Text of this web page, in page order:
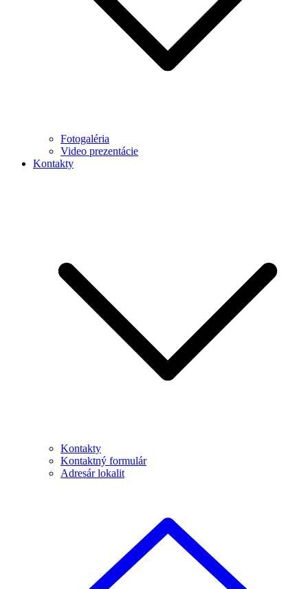
Fotogaléria
Video prezentácie
Kontakty
Kontakty
Kontaktný formulár
Adresár lokalit